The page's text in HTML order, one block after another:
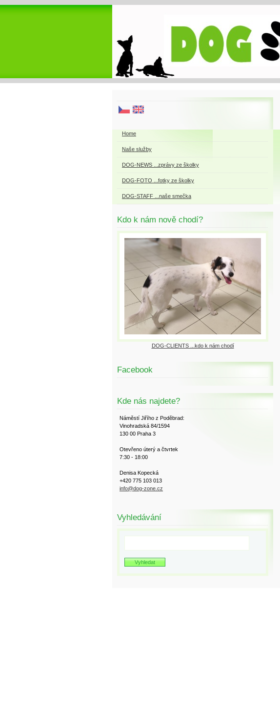
Home
Naše služby
DOG-NEWS ...zprávy ze školky
DOG-FOTO ...fotky ze školky
DOG-STAFF ...naše smečka
Kdo k nám nově chodí?
DOG-CLIENTS ...kdo k nám chodí
Facebook
Kde nás najdete?
Náměstí Jiřího z Poděbrad:
Vinohradská 84/1594
130 00 Praha 3
Otevřeno úterý a čtvrtek
7:30 - 18:00
Denisa Kopecká
+420 775 103 013
info@dog-zone.cz
Vyhledávání